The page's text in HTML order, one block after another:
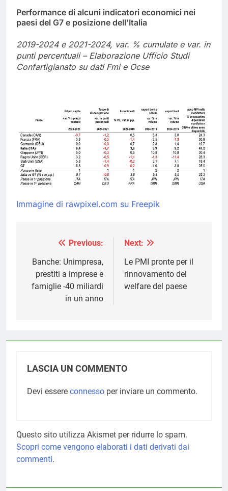
Performance di alcuni indicatori economici nei
paesi del G7 e posizione dell’Italia
2019-2024 e 2021-2024, var. % cumulate e var. in
punti percentuali – Elaborazione Ufficio Studi
Confartigianato su dati Fmi e Ocse
Immagine di rawpixel.com su Freepik
Navigazione
articoli
Previous:
Banche: Unimpresa,
prestiti a imprese e
famiglie -40 miliardi
in un anno
Next:
Le PMI pronte per il
rinnovamento del
welfare del paese
LASCIA UN COMMENTO
Devi essere connesso per inviare un commento.
Questo sito utilizza Akismet per ridurre lo spam.
Scopri come vengono elaborati i dati derivati dai
commenti.